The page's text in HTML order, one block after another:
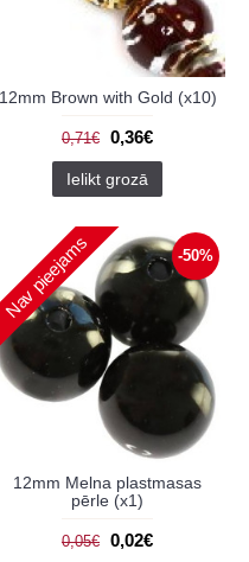
12mm Brown with Gold (x10)
0,71€ 0,36€
Ielikt grozā
-50%
Nav pieejams
12mm Melna plastmasas
pērle (x1)
0,05€ 0,02€